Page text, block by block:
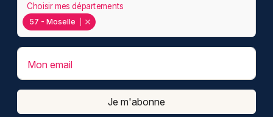
57 - Moselle
Choisir mes départements
Mon email
Je m'abonne